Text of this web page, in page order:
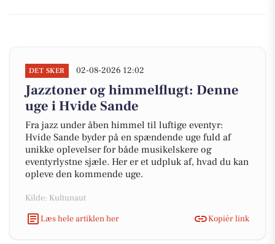
DET SKER 02-08-2026 12:02
Jazztoner og himmelflugt: Denne
uge i Hvide Sande
Fra jazz under åben himmel til luftige eventyr:
Hvide Sande byder på en spændende uge fuld af
unikke oplevelser for både musikelskere og
eventyrlystne sjæle. Her er et udpluk af, hvad du kan
opleve den kommende uge.
Kilde: Kultunaut
Læs hele artiklen her
Kopiér link